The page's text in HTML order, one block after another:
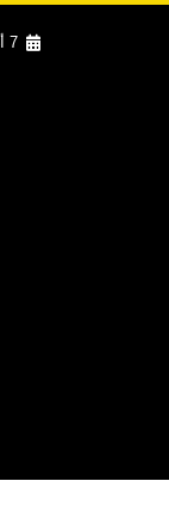
7 أغسطس 2026